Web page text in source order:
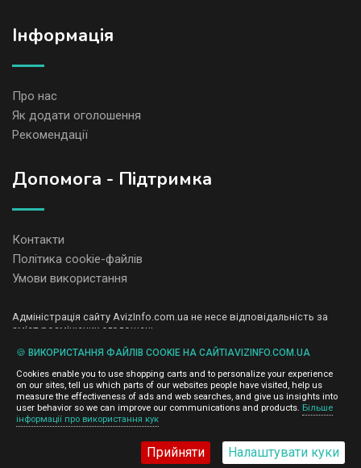
Iнформація
Про нас
Як додати оголошення
Рекомендації
Допомога - Підтримка
Контакти
Політика cookie-файлів
Умови використання
Адміністрація сайту AvizInfo.com.ua не несе відповідальність за
зміст розміщених оголошень.
і не продаємо особисту інформацію зареєстрованих користувачів
AvizInfo.com.ua третім особам. Ми не відповідаємо за правила
конфіденційності сайтів на які посилається AvizInfo.com.ua. На
деяких сторінках нашого сайту представлена реклама Google
Adsense Advertising Network. Щоб дізнатися детальніше про
правила конфіденційності Google
🍪 ВИКОРИСТАННЯ ФАЙЛІВ COOKIE НА САЙТІAVIZINFO.COM.UA
Cookies enable you to use shopping carts and to personalize your experience
on our sites, tell us which parts of our websites people have visited, help us
measure the effectiveness of ads and web searches, and give us insights into
user behavior so we can improve our communications and products. Більше
інформації про використання кук
Прийняти Налаштувати куки